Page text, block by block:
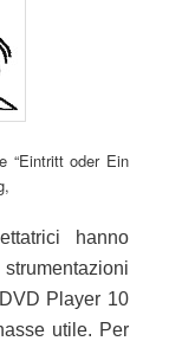
“Eintritt oder Ein
hanno
Player 10
utile. Per